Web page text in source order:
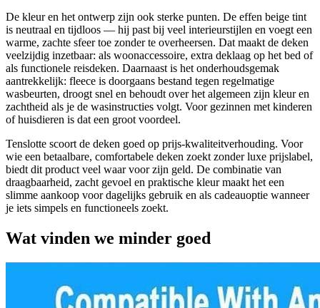
De kleur en het ontwerp zijn ook sterke punten. De effen beige tint
is neutraal en tijdloos — hij past bij veel interieurstijlen en voegt een
warme, zachte sfeer toe zonder te overheersen. Dat maakt de deken
veelzijdig inzetbaar: als woonaccessoire, extra deklaag op het bed of
als functionele reisdeken. Daarnaast is het onderhoudsgemak
aantrekkelijk: fleece is doorgaans bestand tegen regelmatige
wasbeurten, droogt snel en behoudt over het algemeen zijn kleur en
zachtheid als je de wasinstructies volgt. Voor gezinnen met kinderen
of huisdieren is dat een groot voordeel.
Tenslotte scoort de deken goed op prijs-kwaliteitverhouding. Voor
wie een betaalbare, comfortabele deken zoekt zonder luxe prijslabel,
biedt dit product veel waar voor zijn geld. De combinatie van
draagbaarheid, zacht gevoel en praktische kleur maakt het een
slimme aankoop voor dagelijks gebruik en als cadeauoptie wanneer
je iets simpels en functioneels zoekt.
Wat vinden we minder goed